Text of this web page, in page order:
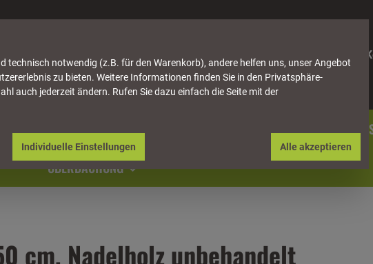
Mein
HÄUSER & PAVILLONS NATURSTEIN
ÜBERDACHUNG
cm, Nadelholz unbehandelt
technisch notwendig (z.B. für den Warenkorb), andere helfen uns, unser Angebot
zu bieten. Weitere Informationen finden Sie in den Privatsphäre-
auch jederzeit ändern. Rufen Sie dazu einfach die Seite mit der
Individuelle Einstellungen Alle akzeptieren